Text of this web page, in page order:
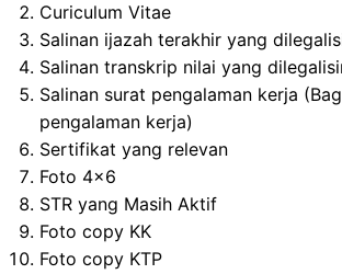
Curiculum Vitae
Salinan ijazah terakhir yang
Salinan transkrip nilai yang
Salinan surat pengalaman kerja
pengalaman kerja)
Sertifikat yang relevan
Foto 4×6
STR yang Masih Aktif
Foto copy KK
Foto copy KTP